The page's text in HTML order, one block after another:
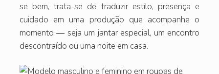
se bem, trata-se de traduzir estilo, presença e
cuidado em uma produção que acompanhe o
momento — seja um jantar especial, um encontro
descontraído ou uma noite em casa.